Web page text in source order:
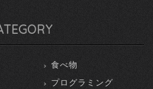
食べ物
プログラミング